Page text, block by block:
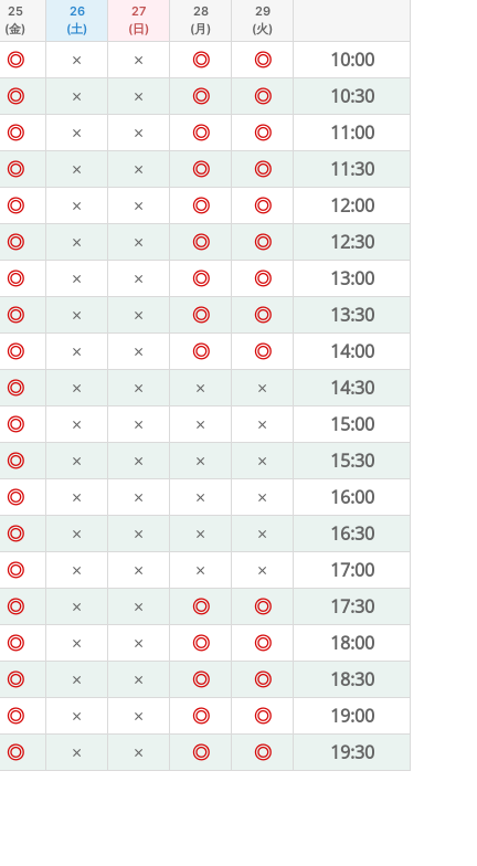
25
(金)
26
(土)
27
(日)
28
(月)
29
(火)
◎ × × ◎ ◎
10:00
◎ × × ◎ ◎
10:30
◎ × × ◎ ◎
11:00
◎ × × ◎ ◎
11:30
◎ × × ◎ ◎
12:00
◎ × × ◎ ◎
12:30
◎ × × ◎ ◎
13:00
◎ × × ◎ ◎
13:30
◎ × × ◎ ◎
14:00
◎ × × × ×
14:30
◎ × × × ×
15:00
◎ × × × ×
15:30
◎ × × × ×
16:00
◎ × × × ×
16:30
◎ × × × ×
17:00
◎ × × ◎ ◎
17:30
◎ × × ◎ ◎
18:00
◎ × × ◎ ◎
18:30
◎ × × ◎ ◎
19:00
◎ × × ◎ ◎
19:30